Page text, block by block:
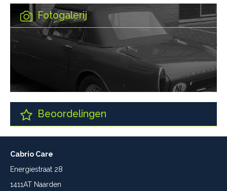
Fotogalerij
Beoordelingen
Cabrio Care
Energiestraat 28
1411AT Naarden